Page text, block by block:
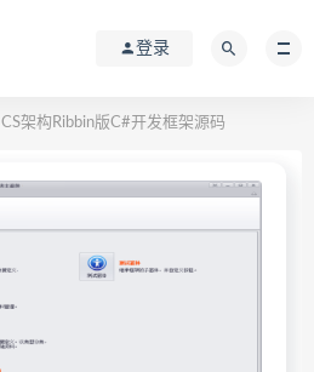
登录
CS架构Ribbin版C#开发框架源码